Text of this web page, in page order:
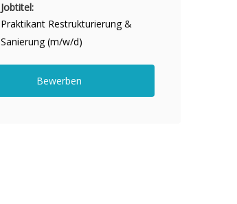
Jobtitel:
Praktikant Restrukturierung &
Sanierung (m/w/d)
Bewerben